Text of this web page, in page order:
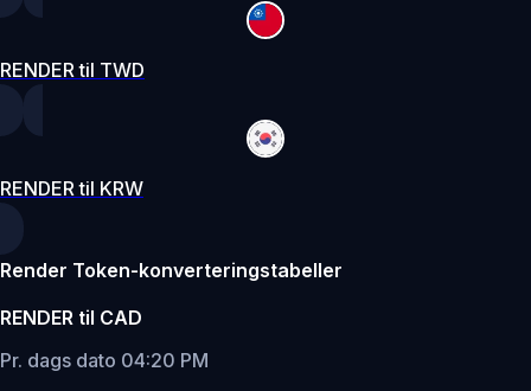
RENDER til TWD
RENDER til KRW
Render Token-konverteringstabeller
RENDER til CAD
Pr. dags dato 04:20 PM